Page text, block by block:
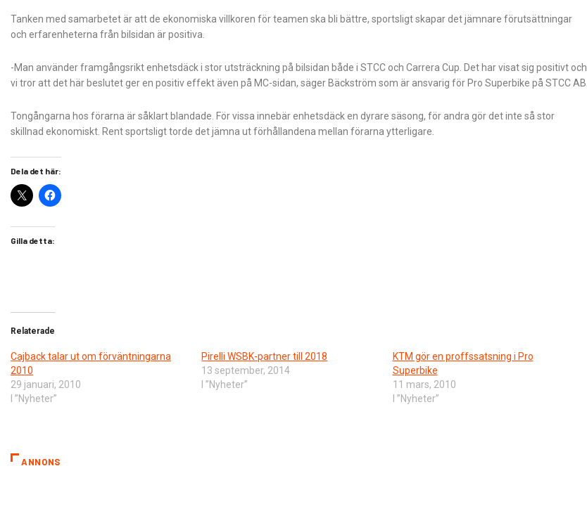
Tanken med samarbetet är att de ekonomiska villkoren för teamen ska bli bättre, sportsligt skapar det jämnare förutsättningar
och erfarenheterna från bilsidan är positiva.
-Man använder framgångsrikt enhetsdäck i stor utsträckning på bilsidan både i STCC och Carrera Cup. Det har visat sig positivt och
vi tror att det här beslutet ger en positiv effekt även på MC-sidan, säger Bäckström som är ansvarig för Pro Superbike på STCC AB.
Tongångarna hos förarna är såklart blandade. För vissa innebär enhetsdäck en dyrare säsong, för andra gör det inte så stor
skillnad ekonomiskt. Rent sportsligt torde det jämna ut förhållandena mellan förarna ytterligare.
Dela det här:
Gilla detta:
Relaterade
Cajback talar ut om förväntningarna
2010
29 januari, 2010
I ”Nyheter”
Pirelli WSBK-partner till 2018
13 september, 2014
I ”Nyheter”
KTM gör en proffssatsning i Pro
Superbike
11 mars, 2010
I ”Nyheter”
ANNONS